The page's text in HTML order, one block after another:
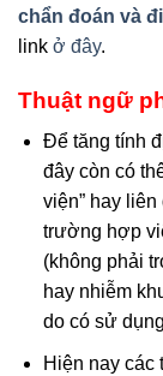
chẩn đoán và
link ở đây.
Thuật ngữ
Để tăng tính
đây còn có
viện” hay liên
trường hợp
(không phải
hay nhiễm
do có sử
Hiện nay các